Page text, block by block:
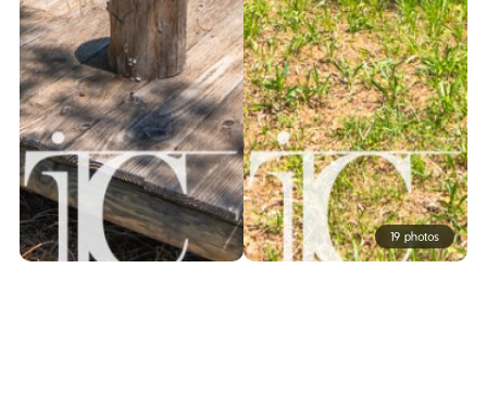
19 photos